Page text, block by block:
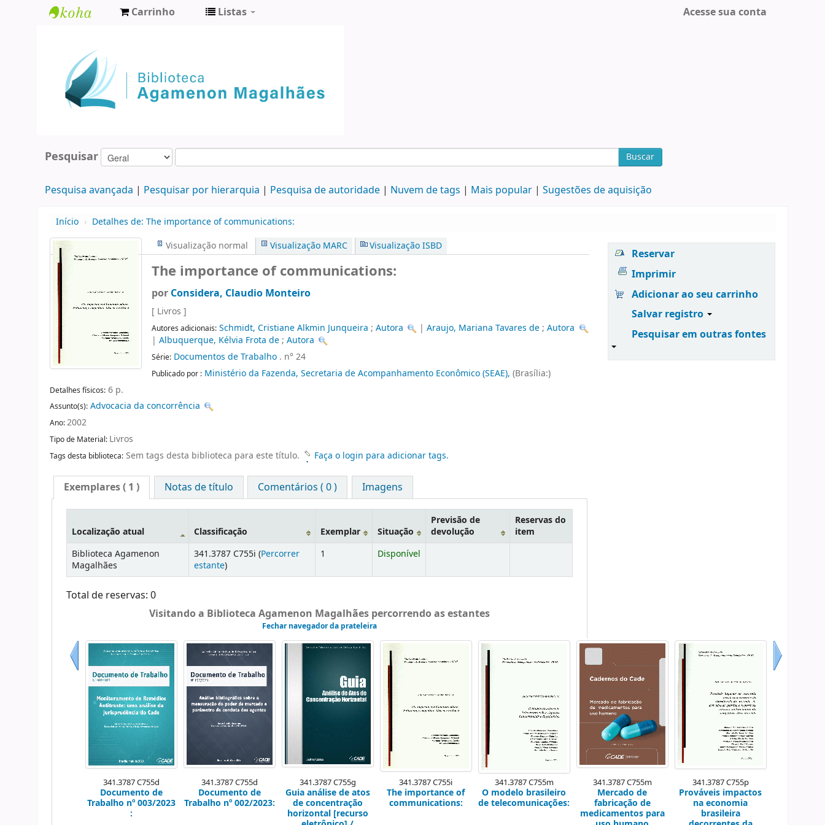
Agamenon
Magalhães
Carrinho Listas Acesse sua conta
Pesquisar Buscar
Pesquisa avançada Pesquisar por hierarquia Pesquisa de autoridade Nuvem de tags Mais popular Sugestões de aquisição
Início › Detalhes de: The importance of communications:
Visualização normal
Visualização MARC Visualização ISBD
The importance of communications:
por Considera, Claudio Monteiro
[ Livros ]
Autores adicionais: Schmidt, Cristiane Alkmin Junqueira ; Autora |Araujo, Mariana Tavares de;Autora
| Albuquerque, Kélvia Frota de; Autora
Série: Documentos de Trabalho . n° 24
Publicado por : Ministério da Fazenda, Secretaria de Acompanhamento Econômico (SEAE), (Brasília:)
Detalhes físicos: 6 p.
Assunto(s): Advocacia da concorrência
Ano:2002
Tipo de Material: Livros
Tags desta biblioteca: Sem tags desta biblioteca para este título. Faça o login para adicionar tags.
Exemplares( 1 ) Notas de título Comentários ( 0 ) Imagens
Localização atual Classificação Exemplar Situação
Previsão de
devolução
Reservas do
item
Biblioteca Agamenon
Magalhães
341.3787 C755i (Percorrer
estante)
1 Disponível
Total de reservas: 0
Visitando a Biblioteca Agamenon Magalhães percorrendo as estantes
Fechar navegador da prateleira
Anterior
341.3787 C755d
Documento de
Trabalho nº 003/2023
:
341.3787 C755d
Documento de
Trabalho nº 002/2023:
341.3787 C755g
Guia análise de atos
de concentração
horizontal [recurso
341.3787 C755i
The importance of
communications:
341.3787 C755m
O modelo brasileiro
de telecomunicações:
341.3787 C755m
Mercado de
fabricação de
medicamentos para
341.3787 C755p
Prováveis impactos
na economia
brasileira
Reservar
Imprimir
Adicionar ao seu carrinho
Salvar registro
Pesquisar em outras fontes